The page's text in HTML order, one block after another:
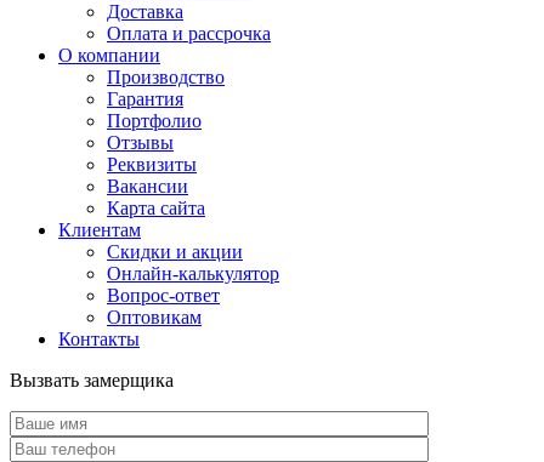
Доставка
Оплата и рассрочка
О компании
Производство
Гарантия
Портфолио
Отзывы
Реквизиты
Вакансии
Карта сайта
Клиентам
Скидки и акции
Онлайн-калькулятор
Вопрос-ответ
Оптовикам
Контакты
Вызвать замерщика